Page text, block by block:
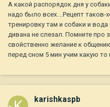
А какой распорядок дня у
надо было всех....Рецепт таков-
тренировку там и собаки и
дивана не слезал. Помните про
свойственно желание к
перед сном 5 мин учим какую то
karishkaspb